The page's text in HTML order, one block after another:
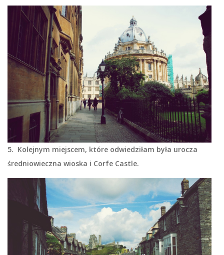
5. Kolejnym miejscem, które odwiedziłam była urocza
średniowieczna wioska i Corfe Castle.